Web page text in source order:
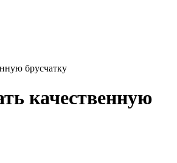
брусчатку
качественную